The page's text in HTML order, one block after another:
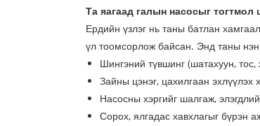
Та яагаад галын насосыг тогтмол
Ердийн үзлэг нь таны батлан
үл тоомсорлож байсан. Энд таны
Шингэний түвшинг (шатахуун,
Зайны цэнэг, цахилгаан эхлүүлэх
Насосны хэргийг шалгаж,
Сорох, ялгадас хавхлагыг бүрэн